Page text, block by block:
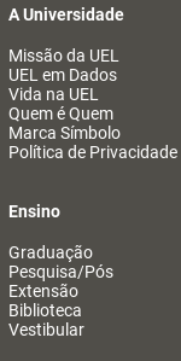
A Universidade
Missão da UEL
UEL em Dados
Vida na UEL
Quem é Quem
Marca Símbolo
Política de Privacidade
Ensino
Graduação
Pesquisa/Pós
Extensão
Biblioteca
Vestibular